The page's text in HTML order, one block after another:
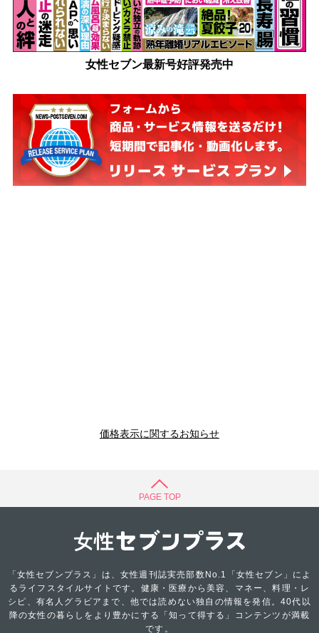
女性セブン最新号好評発売中
価格表示に関するお知らせ
PAGE TOP
「女性セブンプラス」は、女性週刊誌実売部数No.1「女性セブン」によ
るライフスタイルサイトです。健康・医療から美容、マネー、料理・レ
シピ、有名人グラビアまで、他では読めない独自の情報を発信。40代以
降の女性の暮らしをより豊かにする「知って得する」コンテンツが満載
です。